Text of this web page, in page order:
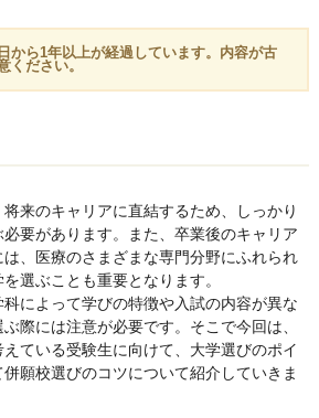
から1年以上が経過しています。内容が古
ください。
来のキャリアに直結するため、しっかり
要があります。また、卒業後のキャリア
、医療のさまざまな専門分野にふれられ
選ぶことも重要となります。
によって学びの特徴や入試の内容が異な
際には注意が必要です。そこで今回は、
ている受験生に向けて、大学選びのポイ
願校選びのコツについて紹介していきま